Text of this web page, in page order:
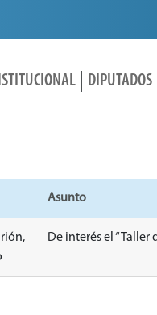
DIPUTADOS
Asunto
De interés el “Taller